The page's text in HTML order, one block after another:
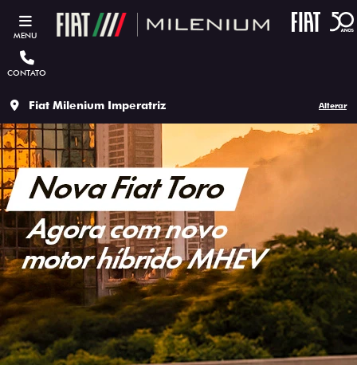
MENU
CONTATO
Fiat Milenium Imperatriz Alterar